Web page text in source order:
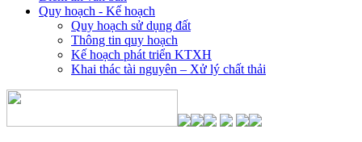
Quy hoạch - Kế hoạch
Quy hoạch sử dụng đất
Thông tin quy hoạch
Kế hoạch phát triển KTXH
Khai thác tài nguyên – Xử lý chất thải